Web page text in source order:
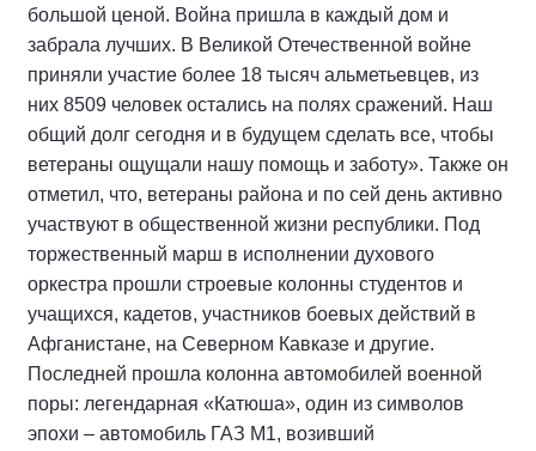
большой ценой. Война пришла в каждый дом и
забрала лучших. В Великой Отечественной войне
приняли участие более 18 тысяч альметьевцев, из
них 8509 человек остались на полях сражений. Наш
общий долг сегодня и в будущем сделать все, чтобы
ветераны ощущали нашу помощь и заботу». Также он
отметил, что, ветераны района и по сей день активно
участвуют в общественной жизни республики. Под
торжественный марш в исполнении духового
оркестра прошли строевые колонны студентов и
учащихся, кадетов, участников боевых действий в
Афганистане, на Северном Кавказе и другие.
Последней прошла колонна автомобилей военной
поры: легендарная «Катюша», один из символов
эпохи – автомобиль ГАЗ М1, возивший